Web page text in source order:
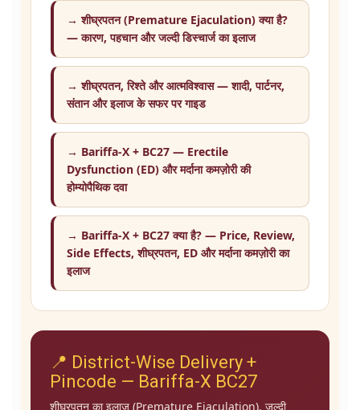
→ शीघ्रपतन (Premature Ejaculation) क्या है?
— कारण, पहचान और जल्दी डिस्चार्ज का इलाज
→ शीघ्रपतन, रिश्ते और आत्मविश्वास — शादी, पार्टनर,
संतान और इलाज के सफर पर गाइड
→ Bariffa-X + BC27 — Erectile
Dysfunction (ED) और मर्दाना कमज़ोरी की
होम्योपैथिक दवा
→ Bariffa-X + BC27 क्या है? — Price, Review,
Side Effects, शीघ्रपतन, ED और मर्दाना कमज़ोरी का
इलाज
📍 District-Wise Delivery +
Pincode — Bariffa-X BC27
शीघ्रपतन का इलाज (Premature Ejaculation), जल्दी